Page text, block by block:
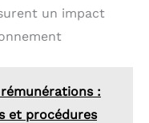
un impact
:
et procédures